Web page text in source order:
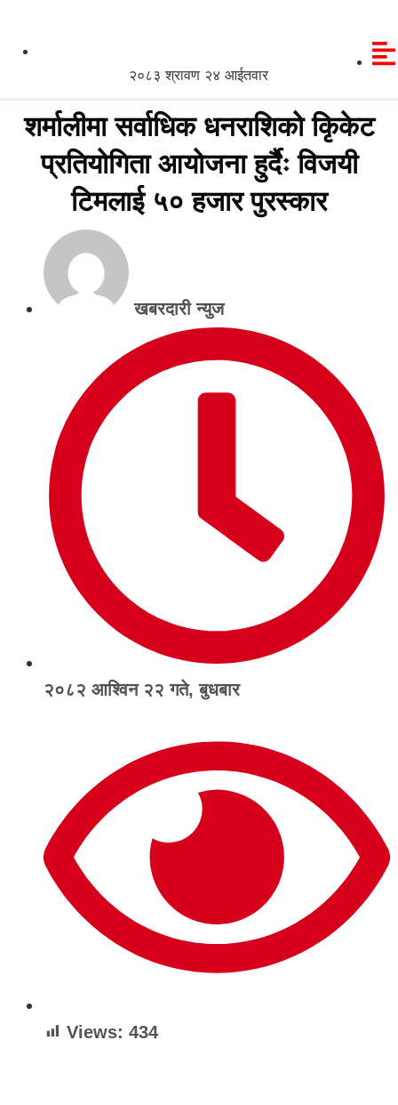
२०८३ श्रावण २४ आईतवार
शर्मालीमा सर्वाधिक धनराशिको किृकेट
प्रतियोगिता आयोजना हुर्दैः विजयी
टिमलाई ५० हजार पुरस्कार
खबरदारी न्युज
२०८२ आश्विन २२ गते, बुधबार
Views: 434